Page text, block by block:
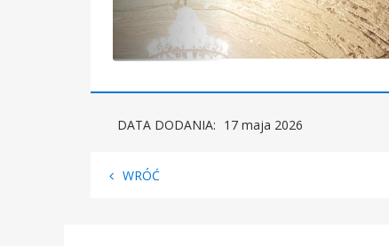
DATA DODANIA: 17 maja 2026
WRÓĆ